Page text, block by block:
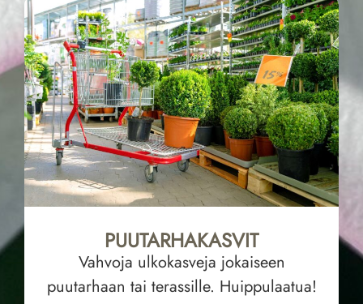
PUUTARHAKASVIT
Vahvoja ulkokasveja jokaiseen
puutarhaan tai terassille. Huippulaatua!